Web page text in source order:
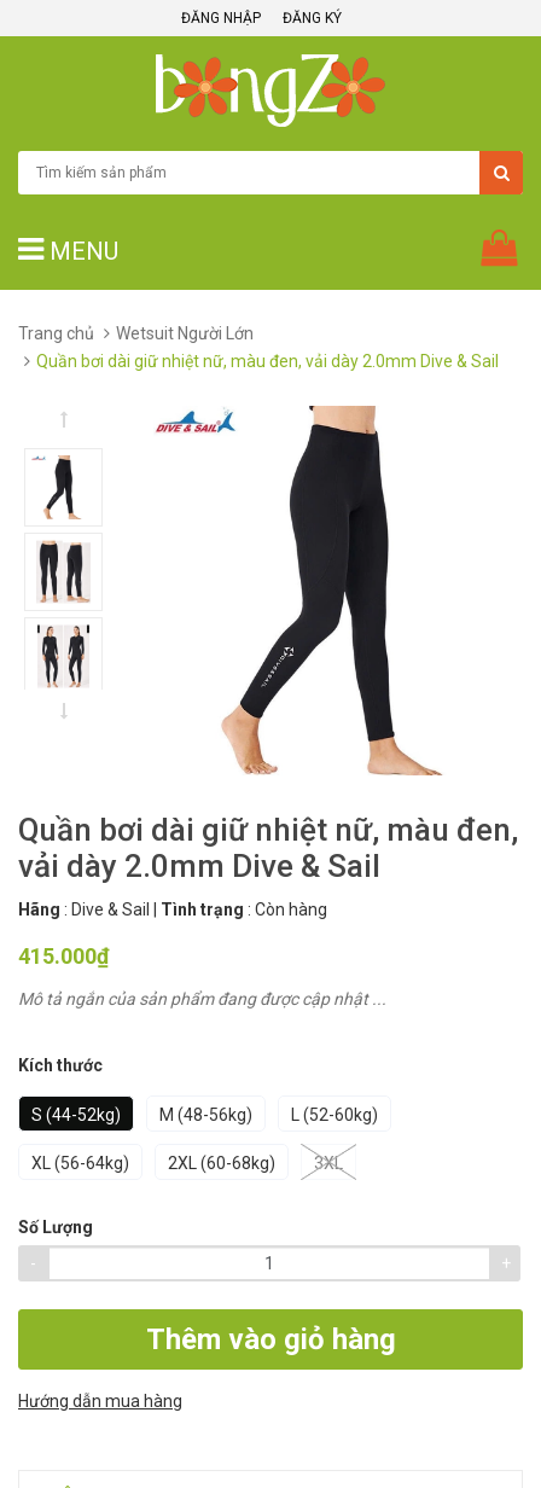
ĐĂNG NHẬP ĐĂNG KÝ
MENU
Trang chủ
Wetsuit Người Lớn
Quần bơi dài giữ nhiệt nữ, màu đen, vải dày 2.0mm Dive & Sail
Quần bơi dài giữ nhiệt nữ, màu đen,
vải dày 2.0mm Dive & Sail
Hãng : Dive & Sail Tình trạng : Còn hàng
415.000₫
Mô tả ngắn của sản phẩm đang được cập nhật ...
Kích thước
S (44-52kg) M (48-56kg) L (52-60kg)
XL (56-64kg) 2XL (60-68kg) 3XL
Số Lượng
-
+
Thêm vào giỏ hàng
Hướng dẫn mua hàng